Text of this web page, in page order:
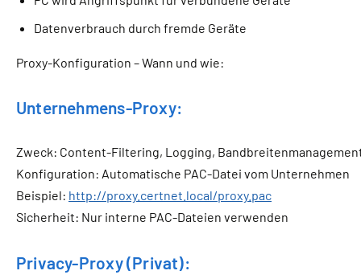
Datenverbrauch durch fremde Geräte
Proxy-Konfiguration – Wann und wie:
Unternehmens-Proxy:
Zweck: Content-Filtering, Logging,
Konfiguration: Automatische PAC-Datei vom Unternehmen
Beispiel: http://proxy.certnet.local/proxy.pac
Sicherheit: Nur interne PAC-Dateien verwenden
Privacy-Proxy (Privat):